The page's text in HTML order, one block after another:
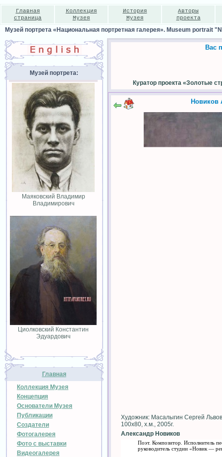
Главная
страница
Коллекция
Музея
История
Музея
Авторы
проекта
Музей портрета «Национальная портретная галерея». Museum portrait
Музей портрета:
Маяковский Владимир
Владимирович
Циолковский Константин
Эдуардович
Главная
Коллекция Музея
Концепция
Основатели Музея
Публикации
Создатели
Фотогалерея
Фото с выставки
Видеогалерея
Вас
Куратор проекта «Золотые
Новиков
Художник: Масалыгин Сергей
100х80, х.м., 2005г.
Александр Новиков
Поэт. Композитор. Исполнитель
руководитель студии «Новик —